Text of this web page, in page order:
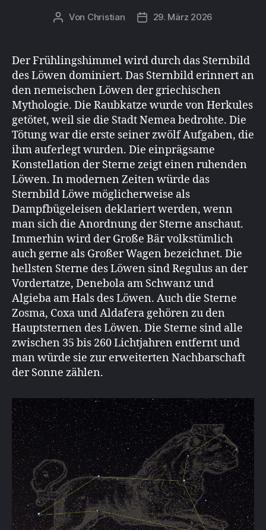
Beitragsautor
Von Christian Beitragsdatum
29. März 2026
Der Frühlingshimmel wird durch das Sternbild
des Löwen dominiert. Das Sternbild erinnert an
den nemeischen Löwen der griechischen
Mythologie. Die Raubkatze wurde von Herkules
getötet, weil sie die Stadt Nemea bedrohte. Die
Tötung war die erste seiner zwölf Aufgaben, die
ihm auferlegt wurden. Die einprägsame
Konstellation der Sterne zeigt einen ruhenden
Löwen. In modernen Zeiten würde das
Sternbild Löwe möglicherweise als
Dampfbügeleisen deklariert werden, wenn
man sich die Anordnung der Sterne anschaut.
Immerhin wird der Große Bär volkstümlich
auch gerne als Großer Wagen bezeichnet. Die
hellsten Sterne des Löwen sind Regulus an der
Vordertatze, Denebola am Schwanz und
Algieba am Hals des Löwen. Auch die Sterne
Zosma, Coxa und Aldafera gehören zu den
Hauptsternen des Löwen. Die Sterne sind alle
zwischen 35 bis 260 Lichtjahren entfernt und
man würde sie zur erweiterten Nachbarschaft
der Sonne zählen.